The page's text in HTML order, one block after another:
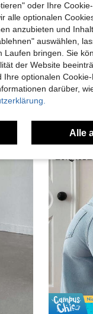
(1)
oder Ihre
alle optionalen
anzubieten und
auswählen,
bringen. Sie
der Website
optionalen
darüber,
Alle